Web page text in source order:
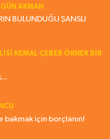
AKMAN
BULUNDUĞU ŞANSLI
KEMAL ÇEBER ÖRNEK BİR
bakmak için borçlanın!